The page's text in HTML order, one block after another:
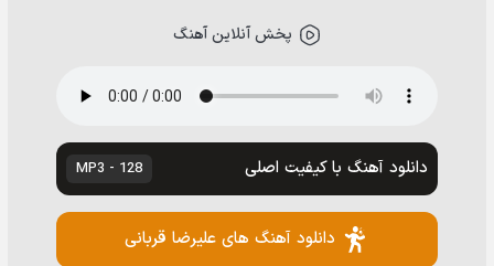
پخش آنلاین آهنگ
دانلود آهنگ با کیفیت اصلی 128 - MP3
دانلود آهنگ های علیرضا قربانی